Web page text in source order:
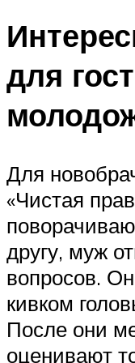
для
Для
«Чистая
другу, муж
вопросов.
кивком
После они
оценивают